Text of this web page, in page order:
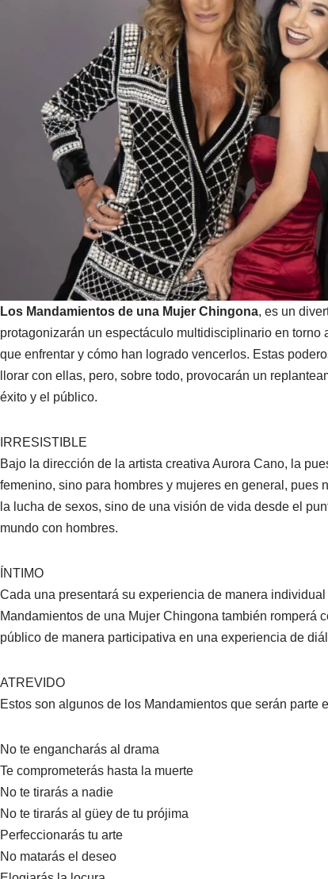
Los Mandamientos de una Mujer Chingona, es un
protagonizarán un espectáculo multidisciplinario en
que enfrentar y cómo han logrado vencerlos. Estas
llorar con ellas, pero, sobre todo, provocarán un
éxito y el público.
IRRESISTIBLE
Bajo la dirección de la artista creativa Aurora Cano, la
femenino, sino para hombres y mujeres en general,
la lucha de sexos, sino de una visión de vida desde el
mundo con hombres.
ÍNTIMO
Cada una presentará su experiencia de manera
Mandamientos de una Mujer Chingona también romperá
público de manera participativa en una experiencia de
ATREVIDO
Estos son algunos de los Mandamientos que serán parte
No te engancharás al drama
Te comprometerás hasta la muerte
No te tirarás a nadie
No te tirarás al güey de tu prójima
Perfeccionarás tu arte
No matarás el deseo